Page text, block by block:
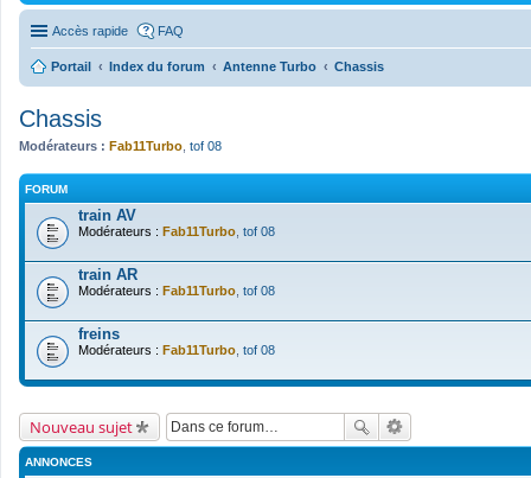
Accès rapide FAQ
Portail Index du forum Antenne Turbo Chassis
Chassis
Modérateurs : Fab11Turbo tof 08
FORUM
train AV
Modérateurs : Fab11Turbo tof 08
train AR
Modérateurs : Fab11Turbo tof 08
freins
Modérateurs : Fab11Turbo tof 08
Nouveau sujet
ANNONCES